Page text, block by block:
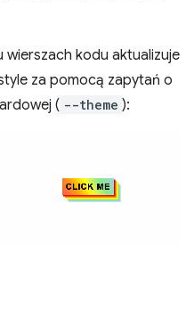
kodu aktualizuje
za pomocą zapytań o
( --theme ):